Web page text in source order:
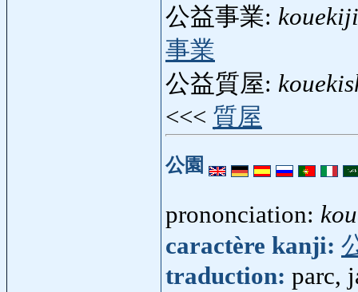
公益事業:
事業
公益質屋:
<<< 質屋
公園
prononciation:
caractère kanji:
traduction: parc,